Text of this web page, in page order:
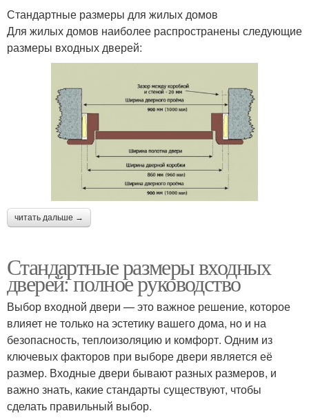
Стандартные размеры для жилых домов
Для жилых домов наиболее распространены следующие
размеры входных дверей:
читать дальше →
Стандартные размеры входных
дверей: полное руководство
Выбор входной двери — это важное решение, которое
влияет не только на эстетику вашего дома, но и на
безопасность, теплоизоляцию и комфорт. Одним из
ключевых факторов при выборе двери является её
размер. Входные двери бывают разных размеров, и
важно знать, какие стандарты существуют, чтобы
сделать правильный выбор.